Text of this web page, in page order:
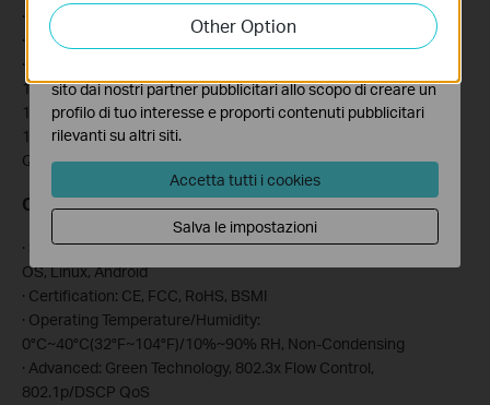
· Dimension (W×D×H): 2.63×1.83×0.72 in (66.68×46.6×18.3 mm)
· Cable: Cat 8, Cat 7, Cat 6, Cat 5e, Cat 5
· Package Contents:
1× Ethernet Splitter (EH310)
1× USB Power Cable
1× Cat 5e Ethernet Cable
Quick Installation Guide
Others
· Supported Systems: Windows, iOS, macOS, iPadOS, Chrome
OS, Linux, Android
· Certification: CE, FCC, RoHS, BSMI
· Operating Temperature/Humidity:
0°C~40°C(32°F~104°F)/10%~90% RH, Non-Condensing
· Advanced: Green Technology, 802.3x Flow Control,
802.1p/DSCP QoS
Other Option
attività sul nostro sito allo scopo di migliorarne le
funzionalità.
sito dai nostri partner pubblicitari allo scopo di creare un
profilo di tuo interesse e proporti contenuti pubblicitari
rilevanti su altri siti.
Accetta tutti i cookies
Salva le impostazioni